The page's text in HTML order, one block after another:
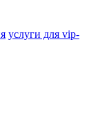
услуги для vip-